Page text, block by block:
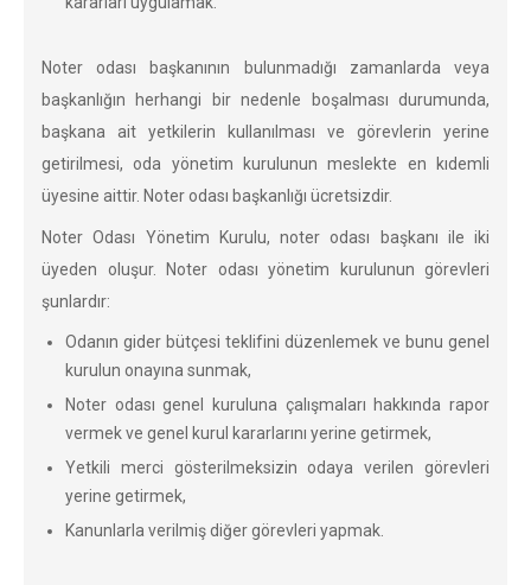
Noter odası başkanının bulunmadığı zamanlarda veya
başkanlığın herhangi bir nedenle boşalması durumunda,
başkana ait yetkilerin kullanılması ve görevlerin yerine
getirilmesi, oda yönetim kurulunun meslekte en kıdemli
üyesine aittir. Noter odası başkanlığı ücretsizdir.
Noter Odası Yönetim Kurulu, noter odası başkanı ile iki
üyeden oluşur. Noter odası yönetim kurulunun görevleri
şunlardır:
Odanın gider bütçesi teklifini düzenlemek ve bunu genel
kurulun onayına sunmak,
Noter odası genel kuruluna çalışmaları hakkında rapor
vermek ve genel kurul kararlarını yerine getirmek,
Yetkili merci gösterilmeksizin odaya verilen görevleri
yerine getirmek,
Kanunlarla verilmiş diğer görevleri yapmak.